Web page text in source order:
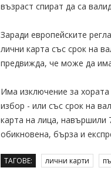
възраст спират да са
Заради европейските
лични карта със срок на
предвижда, че може да
Има изключение за
избор - или със срок на
карта на лица, навършили
обикновена, бърза и
ТАГОВЕ: лични карти